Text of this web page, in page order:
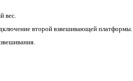
вес.
второй взвешивающей платформы.